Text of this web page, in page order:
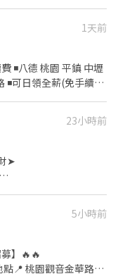
) 🔔 桃園 RC8：楊梅
註的都是無缺額 ) - ((
- 【 工作時間 】 早班
：免費供餐 ♦️ 冰箱、
【應徵方式】
⭐ 也可以加賴官方詢
1天前
◾八德 桃園 平鎮 中壢
◾可日領全薪(免手續
班時薪240】 日領平
假制度:排休8-10天}
話號碼｝ 點擊看更多
23小時前
➤
H】 【排休制度、
上車1點-(肯德基)龍
正獎金共4,0000 ⭐提
獨立作業｜免費供餐
5小時前
】🔥🔥
路帳